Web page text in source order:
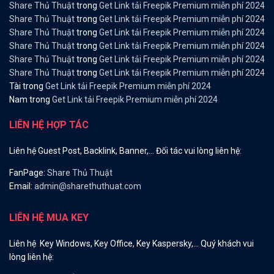
Share Thủ Thuậttrong Get Link tải Freepik Premium miễn phí 2024
Share Thủ Thuậttrong Get Link tải Freepik Premium miễn phí 2024
Share Thủ Thuậttrong Get Link tải Freepik Premium miễn phí 2024
Share Thủ Thuậttrong Get Link tải Freepik Premium miễn phí 2024
Share Thủ Thuậttrong Get Link tải Freepik Premium miễn phí 2024
Share Thủ Thuậttrong Get Link tải Freepik Premium miễn phí 2024
Tài trong Get Link tải Freepik Premium miễn phí 2024
Nam trong Get Link tải Freepik Premium miễn phí 2024
LIÊN HỆ HỢP TÁC
Liên hệ Guest Post, Backlink, Banner,… Đối tác vui lòng liên hệ:
FanPage: Share Thủ Thuật
Email: admin@sharethuthuat.com
LIÊN HỆ MUA KEY
Liên hệ Key Windows, Key Office, Key Kaspersky,… Quý khách vui
lòng liên hệ: